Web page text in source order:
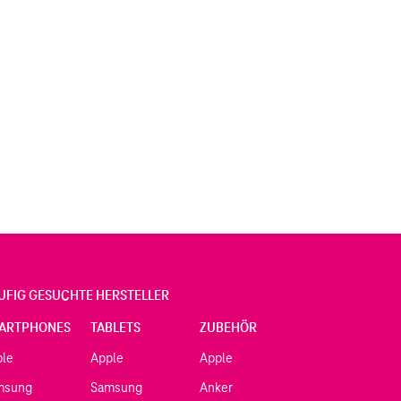
GESUCHTE HERSTELLER
TABLETS
Apple
Samsung
ZUBEHÖR
Apple
Anker